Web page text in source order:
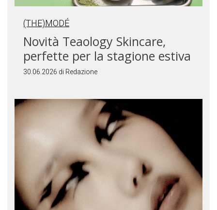
(THE)MODÉ
Novità Teaology Skincare,
perfette per la stagione estiva
30.06.2026 di Redazione